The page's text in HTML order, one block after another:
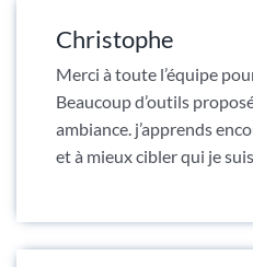
Christophe
Merci à toute l’équipe
Beaucoup d’outils
ambiance. j’apprends
et à mieux cibler qui je